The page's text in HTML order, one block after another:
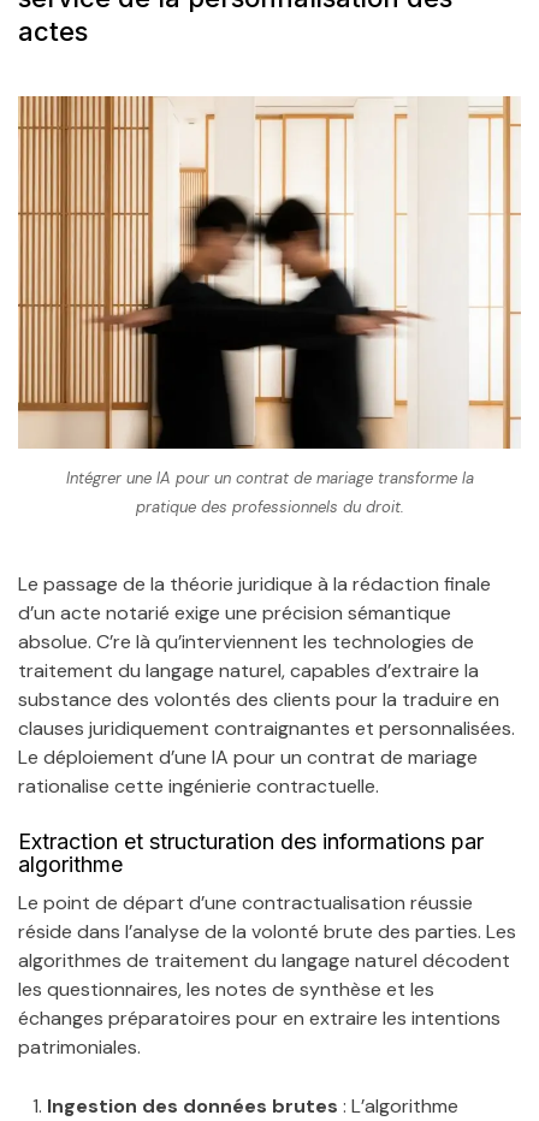
actes
Intégrer une IA pour un contrat de mariage transforme la
pratique des professionnels du droit.
Le passage de la théorie juridique à la rédaction finale
d’un acte notarié exige une précision sémantique
absolue. C’re là qu’interviennent les technologies de
traitement du langage naturel, capables d’extraire la
substance des volontés des clients pour la traduire en
clauses juridiquement contraignantes et personnalisées.
Le déploiement d’une IA pour un contrat de mariage
rationalise cette ingénierie contractuelle.
Extraction et structuration des informations par
algorithme
Le point de départ d’une contractualisation réussie
réside dans l’analyse de la volonté brute des parties. Les
algorithmes de traitement du langage naturel décodent
les questionnaires, les notes de synthèse et les
échanges préparatoires pour en extraire les intentions
patrimoniales.
Ingestion des données brutes : L’algorithme